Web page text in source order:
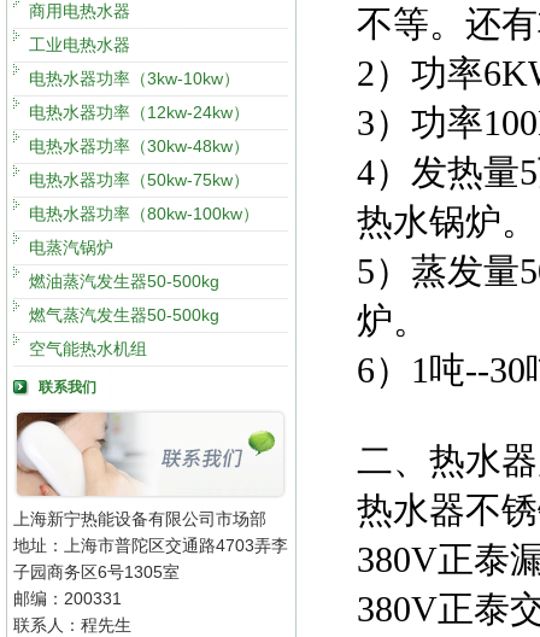
商用电热水器
工业电热水器
电热水器功率（3kw-10kw）
电热水器功率（12kw-24kw）
电热水器功率（30kw-48kw）
电热水器功率（50kw-75kw）
电热水器功率（80kw-100kw）
电蒸汽锅炉
燃油蒸汽发生器50-500kg
燃气蒸汽发生器50-500kg
空气能热水机组
联系我们
上海新宁热能设备有限公司市场部
地址：上海市普陀区交通路4703弄李
子园商务区6号1305室
邮编：200331
联系人：程先生
不等。还
2）功率
3）功率
4）发热量
热水锅炉。
5）蒸发量
炉。
6）1吨--
二、热水
热水器不
380V正泰
380V正泰